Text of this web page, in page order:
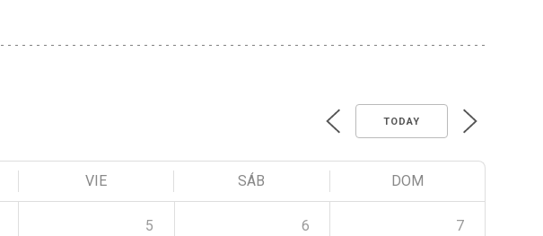
TODAY
VIE SÁB DOM
5 6 7